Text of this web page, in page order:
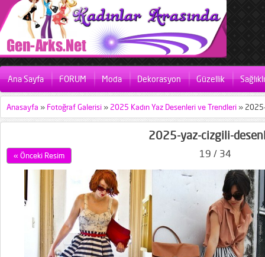
Ana Sayfa FORUM Moda Dekorasyon Güzellik
Anasayfa » Fotoğraf Galerisi » 2025 Kadın Yaz Desenleri ve Trendleri »
2025-yaz-cizgili-
« Önceki Resim 19 / 34